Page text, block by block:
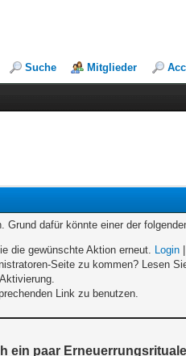
Suche Mitglieder
dafür könnte einer der
die gewünschte Aktion erneut. Login
Seite zu kommen? Lesen
Link zu benutzen.
ein paar